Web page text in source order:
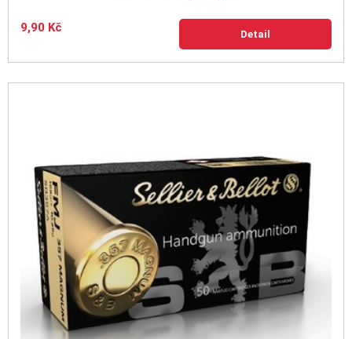
9,90 Kč Detail